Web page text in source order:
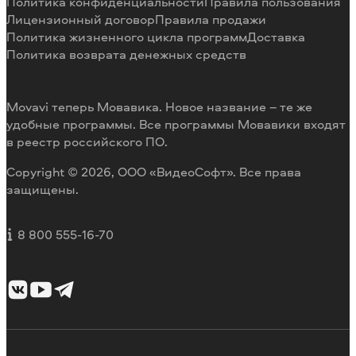
Возврат средств
Разработка видеоредактора под заказ
Movavi теперь Мовавика. Новое название – те же
удобные программы. Все программы Мовавики входят
в реестр российского ПО.
Copyright © 2026, ООО «ВидеоСофт». Все права
защищены.
8 800 555-16-70
Лицензионный договорПравила продажи
Политика жизненного цикла программДоставка
Политика возврата денежных средств